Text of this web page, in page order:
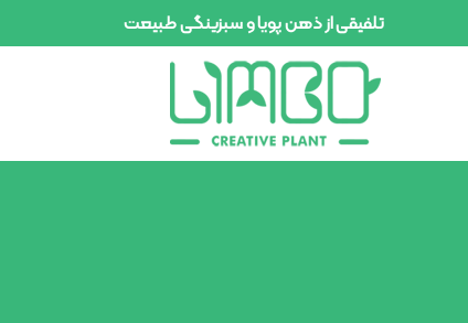
تلفیقی از ذهن پویا و سبزینگی طبیعت